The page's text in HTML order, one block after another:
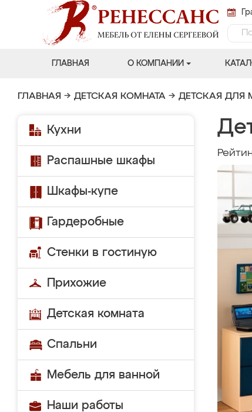
ГЛАВНАЯ О КОМПАНИИ
ГЛАВНАЯ → ДЕТСКАЯ КОМНАТА → ДЕТСКАЯ ДЛЯ
Кухни
Распашные шкафы
Шкафы-купе
Гардеробные
Стенки в гостиную
Прихожие
Детская комната
Спальни
Мебель для ванной
Наши работы